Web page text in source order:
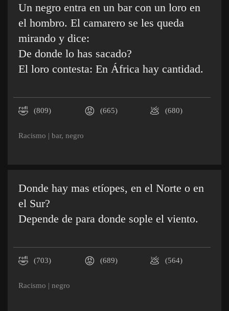
Un negro entra en un bar con un loro en
el hombro. El camarero se les queda
mirando y dice:
De donde lo has sacado?
El loro contesta: En África hay cantidad.
🤣 (809) 😡 (665) 💩 (680)
Racismo | bar, negro
Donde hay mas etíopes, en el Norte o en
el Sur?
Depende de para donde sople el viento.
🤣 (703) 😡 (689) 💩 (564)
Racismo | negro